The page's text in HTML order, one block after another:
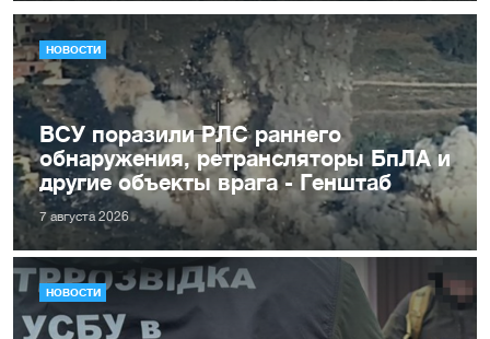
НОВОСТИ
ВСУ поразили РЛС раннего
обнаружения, ретрансляторы БпЛА и
другие объекты врага - Генштаб
7 августа 2026
НОВОСТИ